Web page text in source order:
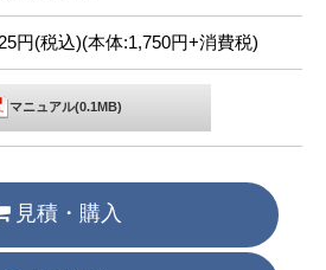
円(税込)(本体:1,750円+消費税)
マニュアル(0.1MB)
見積・購入